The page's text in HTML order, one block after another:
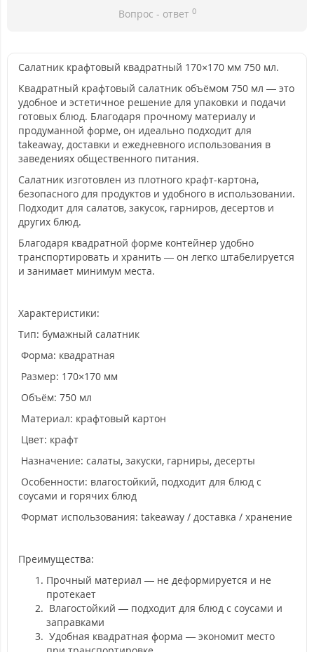
Вопрос - ответ 0
Салатник крафтовый квадратный 170×170 мм 750 мл.
Квадратный крафтовый салатник объёмом 750 мл — это
удобное и эстетичное решение для упаковки и подачи
готовых блюд. Благодаря прочному материалу и
продуманной форме, он идеально подходит для
takeaway, доставки и ежедневного использования в
заведениях общественного питания.
Салатник изготовлен из плотного крафт-картона,
безопасного для продуктов и удобного в использовании.
Подходит для салатов, закусок, гарниров, десертов и
других блюд.
Благодаря квадратной форме контейнер удобно
транспортировать и хранить — он легко штабелируется
и занимает минимум места.
Характеристики:
Тип: бумажный салатник
Форма: квадратная
Размер: 170×170 мм
Объём: 750 мл
Материал: крафтовый картон
Цвет: крафт
Назначение: салаты, закуски, гарниры, десерты
Особенности: влагостойкий, подходит для блюд с
соусами и горячих блюд
Формат использования: takeaway / доставка / хранение
Преимущества:
Прочный материал — не деформируется и не
протекает
Влагостойкий — подходит для блюд с соусами и
заправками
Удобная квадратная форма — экономит место